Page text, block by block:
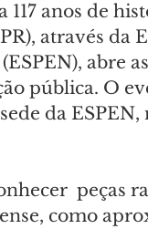
anos de
através da
abre
pública. O
da
peças
como